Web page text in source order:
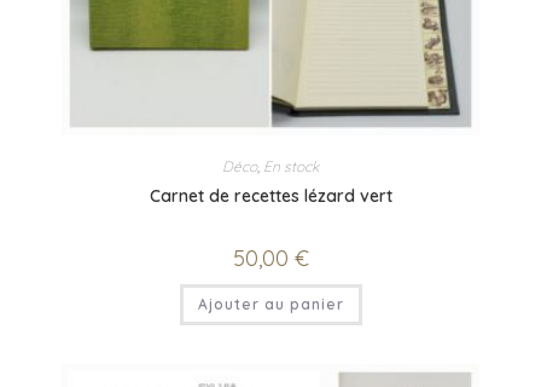
Déco, En stock
Carnet de recettes lézard vert
50,00 €
Ajouter au panier